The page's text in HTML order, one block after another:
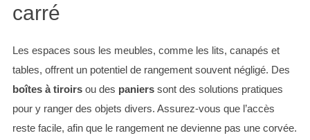
carré
Les espaces sous les meubles, comme les lits, canapés et
tables, offrent un potentiel de rangement souvent négligé. Des
boîtes à tiroirsou des panierssont des solutions pratiques
pour y ranger des objets divers. Assurez-vous que l’accès
reste facile, afin que le rangement ne devienne pas une corvée.